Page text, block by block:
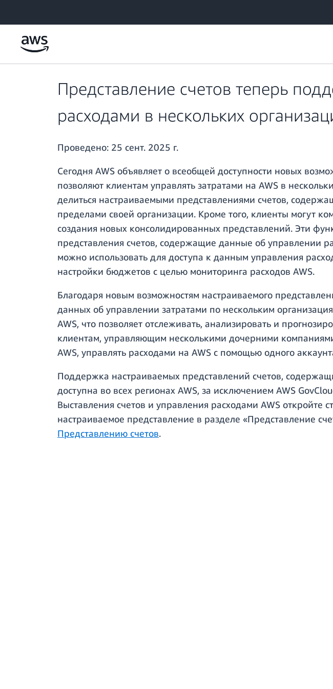
Представление счетов теперь
расходами в нескольких
Проведено: 25 сент. 2025 г.
Сегодня AWS объявляет о всеобщей доступности новых
позволяют клиентам управлять затратами на AWS в
делиться настраиваемыми представлениями счетов,
пределами своей организации. Кроме того, клиенты могут
создания новых консолидированных представлений. Эти
представления счетов, содержащие данные об управлении
можно использовать для доступа к данным управления
настройки бюджетов с целью мониторинга расходов AWS.
Благодаря новым возможностям настраиваемого
данных об управлении затратами по нескольким
AWS, что позволяет отслеживать, анализировать и
клиентам, управляющим несколькими дочерними
AWS, управлять расходами на AWS с помощью одного
Поддержка настраиваемых представлений счетов,
доступна во всех регионах AWS, за исключением AWS
Выставления счетов и управления расходами AWS откройте
настраиваемое представление в разделе «Представление
Представлению счетов.